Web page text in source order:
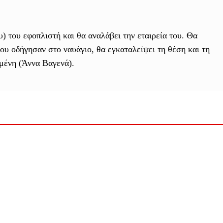
εφοπλιστή και θα αναλάβει την εταιρεία του. Θα
οδήγησαν στο ναυάγιο, θα εγκαταλείψει τη θέση και τη
(Άννα Βαγενά).